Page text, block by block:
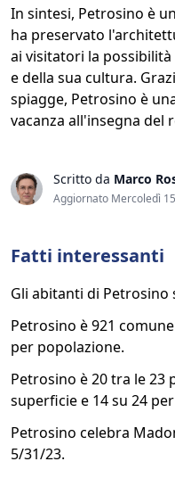
In sintesi, Petrosino è
ha preservato
ai visitatori la
e della sua cultura.
spiagge, Petrosino è
vacanza all'insegna del
Scritto da Marco
Aggiornato Mercoledì
Fatti interessanti
Gli abitanti di Petrosino
Petrosino è 921
per popolazione.
Petrosino è 20 tra le 23
superficie e 14 su 24
Petrosino celebra
5/31/23.